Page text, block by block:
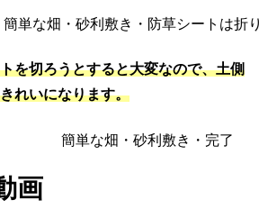
を切ろうとすると大変なので、土側
れいになります。
画